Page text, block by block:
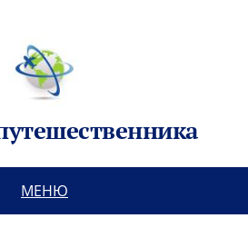
МЕНЮ